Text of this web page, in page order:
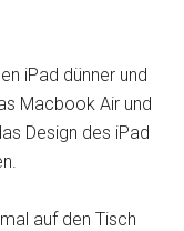
iPad dünner und
Macbook Air und
Design des iPad
auf den Tisch